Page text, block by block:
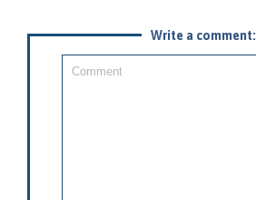
Write a comment: